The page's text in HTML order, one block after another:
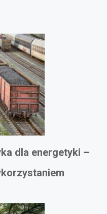
dla energetyki –